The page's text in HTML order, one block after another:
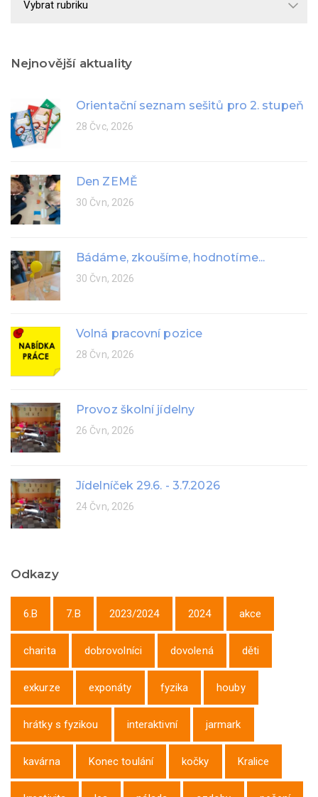
rok
Nejnovější aktuality
Orientační seznam sešitů pro 2. stupeň
28 Čvc, 2026
Den ZEMĚ
30 Čvn, 2026
Bádáme, zkoušíme, hodnotíme...
30 Čvn, 2026
Volná pracovní pozice
28 Čvn, 2026
Provoz školní jídelny
26 Čvn, 2026
Jídelníček 29.6. - 3.7.2026
24 Čvn, 2026
Odkazy
6.B 7.B 2023/2024 2024 akce
charita dobrovolníci dovolená děti
exkurze exponáty fyzika houby
hrátky s fyzikou interaktivní jarmark
kavárna Konec toulání kočky Kralice